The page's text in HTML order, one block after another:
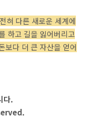
혀 다른 새로운 세계에
하고 길을 잃어버리고
보다 더 큰 자산을 얻어
다.